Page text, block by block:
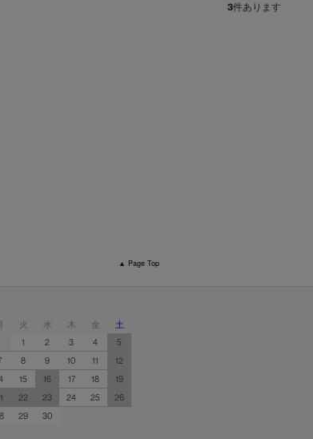
3件あります
▲ Page Top
火 水 木 金
土
1
2 3 4
5
8 9 10 11
12
15 16 17 18
19
22 23 24 25
26
29 30